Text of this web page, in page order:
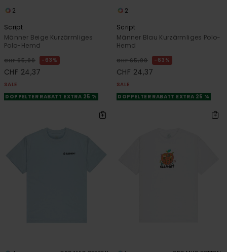
2
Script
Männer Beige Kurzärmliges
Polo-Hemd
CHF 65,00 63%
CHF 24,37
SALE
DOPPELTER RABATT EXTRA 25 %
2
Script
Männer Blau Kurzärmliges Polo-
Hemd
CHF 65,00 63%
CHF 24,37
SALE
DOPPELTER RABATT EXTRA 25 %